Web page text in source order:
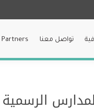
تواصل معنا Partners
الرسمية